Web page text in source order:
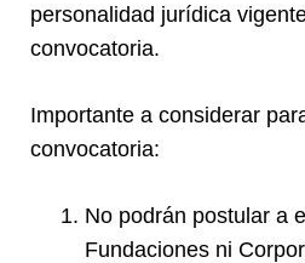
personalidad jurídica
convocatoria.
Importante a considerar
convocatoria:
No podrán postular a
Fundaciones ni